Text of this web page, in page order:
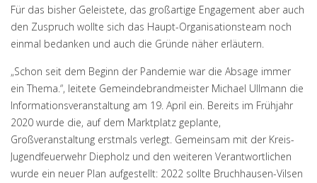
Für das bisher Geleistete, das großartige Engagement aber auch
den Zuspruch wollte sich das Haupt-Organisationsteam noch
einmal bedanken und auch die Gründe näher erläutern.
„Schon seit dem Beginn der Pandemie war die Absage immer
ein Thema.“, leitete Gemeindebrandmeister Michael Ullmann die
Informationsveranstaltung am 19. April ein. Bereits im Frühjahr
2020 wurde die, auf dem Marktplatz geplante,
Großveranstaltung erstmals verlegt. Gemeinsam mit der Kreis-
Jugendfeuerwehr Diepholz und den weiteren Verantwortlichen
wurde ein neuer Plan aufgestellt: 2022 sollte Bruchhausen-Vilsen